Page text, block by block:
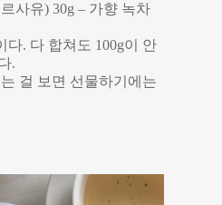
르사유) 30g – 가향 녹차
다. 다 합쳐도 100g이 안
.
걸 보면 선물하기에는